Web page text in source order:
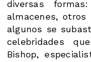
diversas
almacenes, otros
algunos se
celebridades
Bishop,